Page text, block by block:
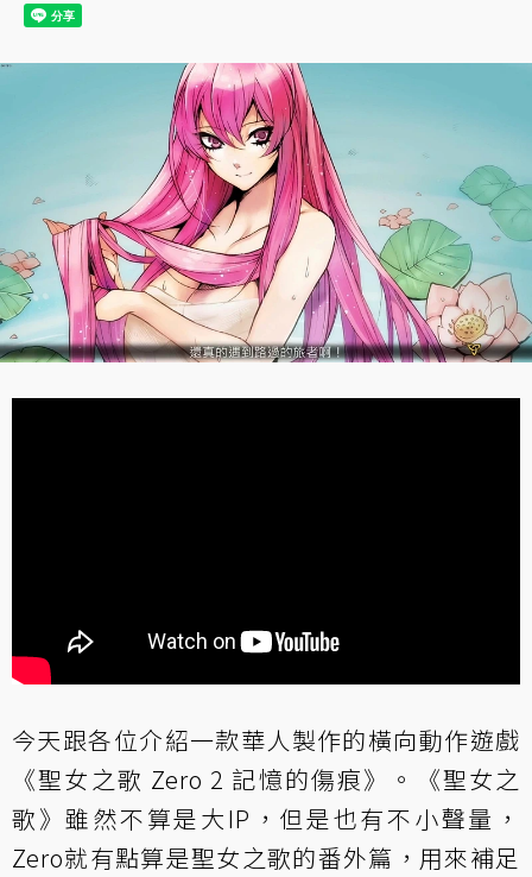
今天跟各位介紹一款華人製作的橫向動作遊戲
《聖女之歌 Zero 2 記憶的傷痕》。《聖女之
歌》雖然不算是大IP，但是也有不小聲量，
Zero就有點算是聖女之歌的番外篇，用來補足